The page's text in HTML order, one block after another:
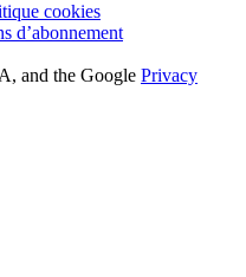
cookies
d’abonnement
and the Google Privacy